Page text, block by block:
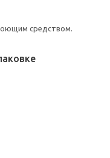
средством.